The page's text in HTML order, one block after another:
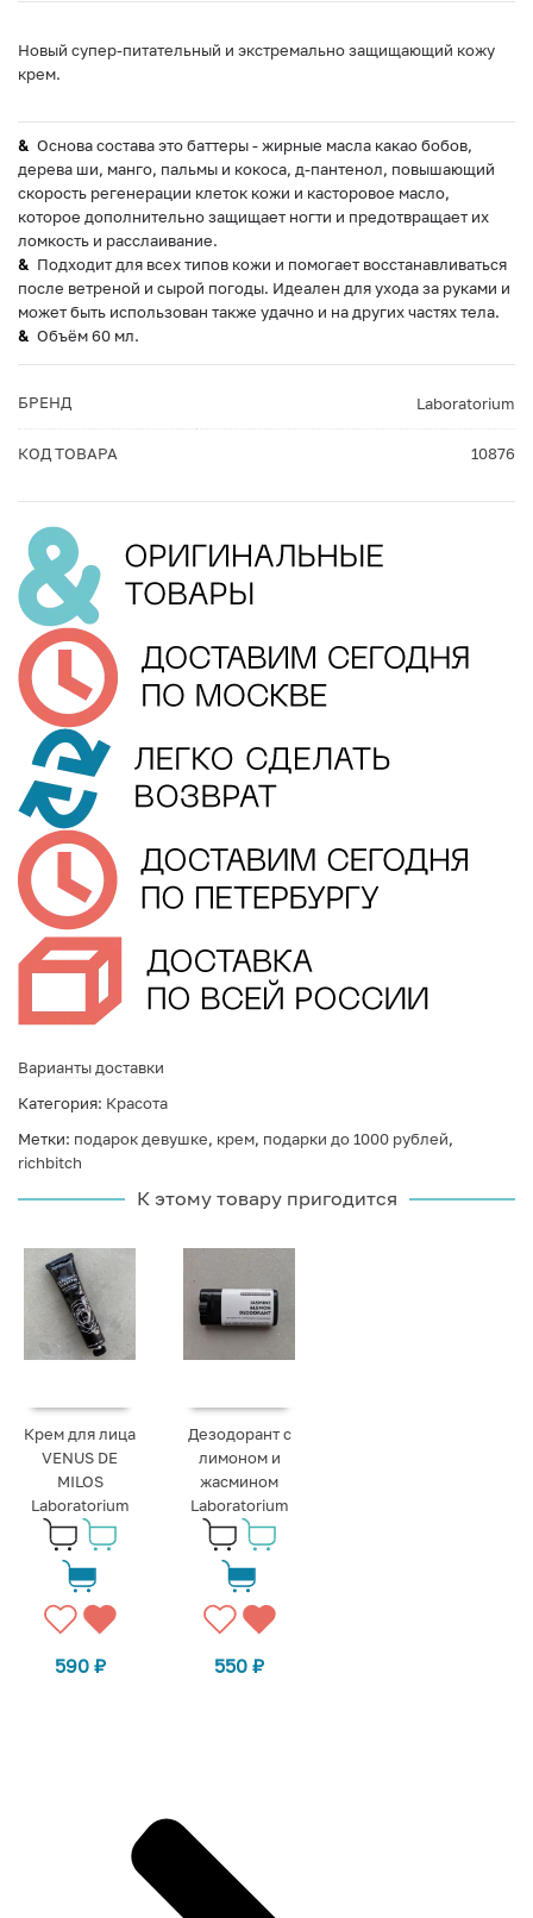
Новый супер-питательный и экстремально защищающий кожу
крем.
Основа состава это баттеры - жирные масла какао бобов,
дерева ши, манго, пальмы и кокоса, д-пантенол, повышающий
скорость регенерации клеток кожи и касторовое масло,
которое дополнительно защищает ногти и предотвращает их
ломкость и расслаивание.
Подходит для всех типов кожи и помогает восстанавливаться
после ветреной и сырой погоды. Идеален для ухода за руками и
может быть использован также удачно и на других частях тела.
Объём 60 мл.
БРЕНД Laboratorium
КОД ТОВАРА 10876
Варианты доставки
Категория: Красота
Метки: подарок девушке, крем, подарки до 1000 рублей,
richbitch
К этому товару пригодится
Крем для лица
VENUS DE
MILOS
Laboratorium
590 ₽
Дезодорант с
лимоном и
жасмином
Laboratorium
550₽